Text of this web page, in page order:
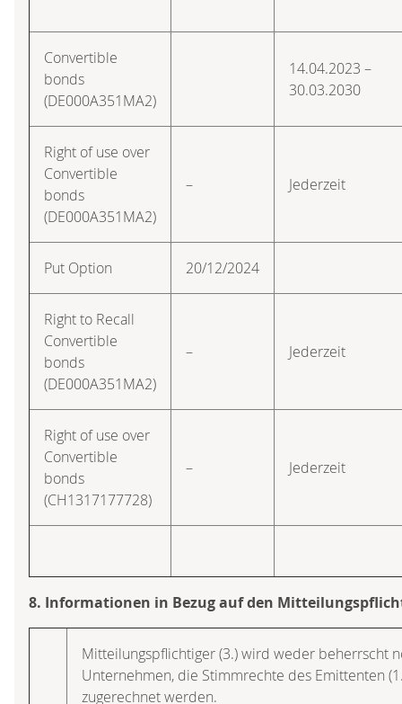
Convertible
bonds
(DE000A351MA2)
14.04.2023 –
30.03.2030
Right of use over
Convertible
bonds
(DE000A351MA2)
– Jederzeit
Put Option 20/12/2024
Right to Recall
Convertible
bonds
(DE000A351MA2)
– Jederzeit
Right of use over
Convertible
bonds
(CH1317177728)
– Jederzeit
8. Informationen in Bezug auf den
Mitteilungspflichtiger (3.) wird weder beherrscht
Unternehmen, die Stimmrechte des Emittenten
zugerechnet werden.